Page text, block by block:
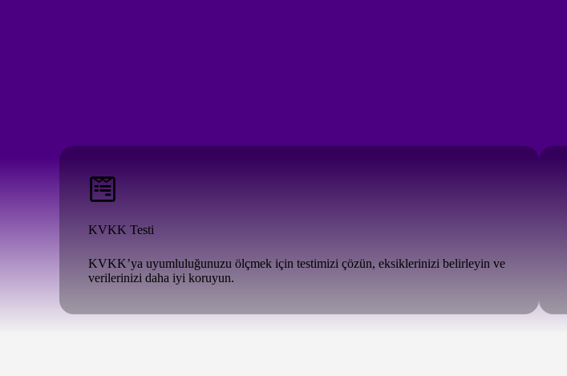
KVKK Testi
KVKK’ya uyumluluğunuzu ölçmek için testimizi çözün, eksiklerinizi belirleyin ve
verilerinizi daha iyi koruyun.